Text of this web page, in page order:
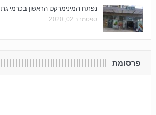
נפתח המינימרקט הראשון בכרמי גת
ספטמבר 02, 2020
פרסומת